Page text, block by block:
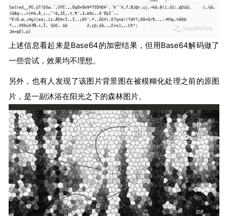
上述信息看起来是Base64的加密结果，但用Base64解码做了
一些尝试，效果均不理想。
另外，也有人发现了该图片背景图在被模糊化处理之前的原图
片，是一副沐浴在阳光之下的森林图片。